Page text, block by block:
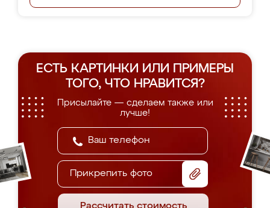
ЕСТЬ КАРТИНКИ ИЛИ ПРИМЕРЫ
ТОГО, ЧТО НРАВИТСЯ?
Присылайте — сделаем также или
лучше!
Прикрепить фото